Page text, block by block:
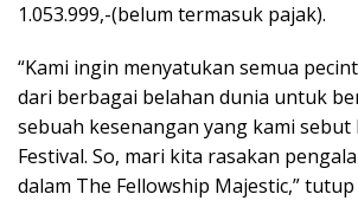
1.053.999,-(belum termasuk pajak).
“Kami ingin menyatukan semua
dari berbagai belahan dunia untuk
sebuah kesenangan yang kami sebut
Festival. So, mari kita rasakan
dalam The Fellowship Majestic,”